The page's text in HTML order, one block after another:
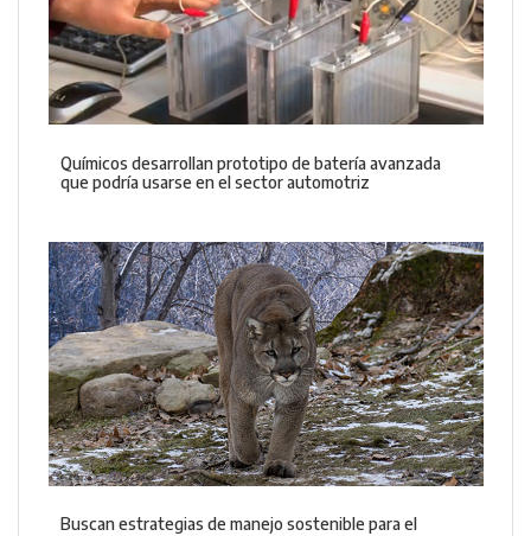
Químicos desarrollan prototipo de batería avanzada
que podría usarse en el sector automotriz
Buscan estrategias de manejo sostenible para el